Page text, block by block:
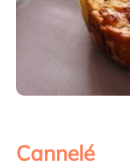
Cannelé